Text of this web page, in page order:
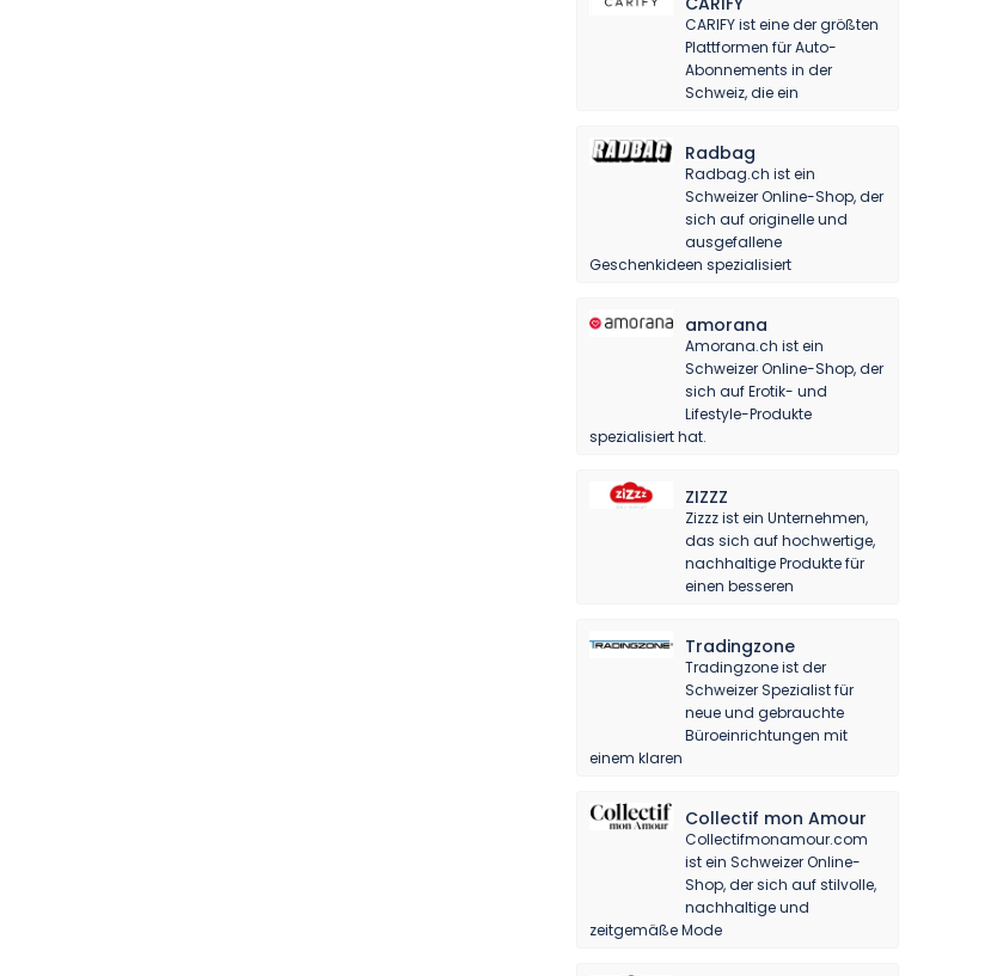
CARIFY ist eine der größten
Plattformen für Auto-
Abonnements in der
Schweiz, die ein
Radbag
Radbag.ch ist ein
Schweizer Online-Shop, der
sich auf originelle und
ausgefallene
Geschenkideen spezialisiert
amorana
Amorana.ch ist ein
Schweizer Online-Shop, der
sich auf Erotik- und
Lifestyle-Produkte
spezialisiert hat.
ZIZZZ
Zizzz ist ein Unternehmen,
das sich auf hochwertige,
nachhaltige Produkte für
einen besseren
Tradingzone
Tradingzone ist der
Schweizer Spezialist für
neue und gebrauchte
Büroeinrichtungen mit
einem klaren
Collectif mon Amour
Collectifmonamour.com
ist ein Schweizer Online-
Shop, der sich auf stilvolle,
nachhaltige und
zeitgemäße Mode